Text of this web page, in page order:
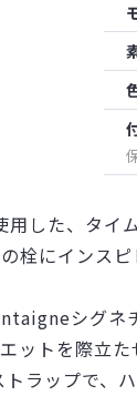
した、タイ
栓にインス
シグネ
ットを際立た
ラップで、